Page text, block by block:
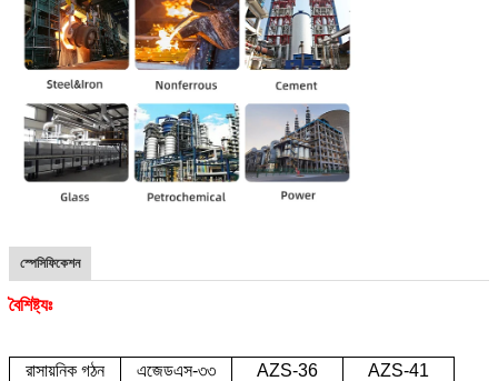
স্পেসিফিকেশন
বৈশিষ্ট্যঃ
রাসায়নিক গঠন এজেডএস-৩৩ AZS-36
AZS-41